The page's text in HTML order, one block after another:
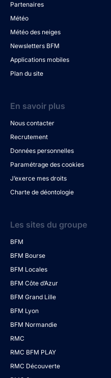
Partenaires
Météo
Météo des neiges
Newsletters BFM
Applications mobiles
Plan du site
En savoir plus
Nous contacter
Recrutement
Données personnelles
Paramétrage des cookies
J’exerce mes droits
Charte de déontologie
Les sites du groupe
BFM
BFM Bourse
BFM Locales
BFM Côte d’Azur
BFM Grand Lille
BFM Lyon
BFM Normandie
RMC
RMC BFM PLAY
RMC Découverte